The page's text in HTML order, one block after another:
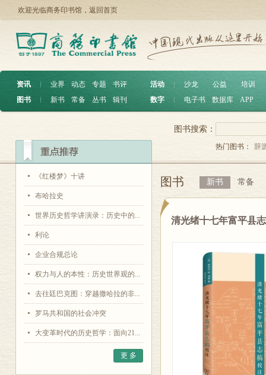
欢迎光临商务印书馆， 返回首页
资讯 ︱ 业界 动态 专题
书评
图书
︱ 新书 常备 丛书 辑刊
活动 沙龙 公益
培训
数字
电子书 数据库 APP
《红楼梦》十讲
布哈拉史
世界历史哲学讲演录：历史中的...
利论
企业合规总论
权力与人的本性：历史世界观的...
去往廷巴克图：穿越撒哈拉的非...
罗马共和国的社会冲突
大变革时代的历史哲学：面向21...
更 多
图书搜索：
热门图书： 辞
图书 新书 常备
清光绪十七年富平县